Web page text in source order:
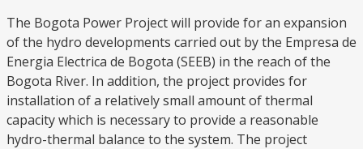
The Bogota Power Project will provide for an expansion
of the hydro developments carried out by the Empresa de
Energia Electrica de Bogota (SEEB) in the reach of the
Bogota River. In addition, the project provides for
installation of a relatively small amount of thermal
capacity which is necessary to provide a reasonable
hydro-thermal balance to the system. The project